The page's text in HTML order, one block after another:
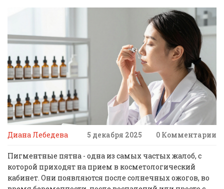
Диана Лебедева 5 декабря 2025 0 Комментарии
Пигментные пятна - одна из самых частых жалоб, с
которой приходят на прием в косметологический
кабинет. Они появляются после солнечных ожогов, во